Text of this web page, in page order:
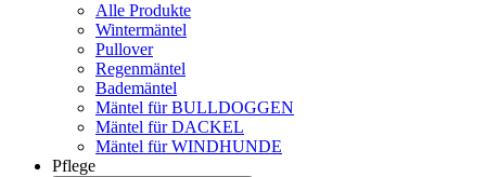
Alle Produkte
Wintermäntel
Pullover
Regenmäntel
Bademäntel
Mäntel für BULLDOGGEN
Mäntel für DACKEL
Mäntel für WINDHUNDE
Pflege